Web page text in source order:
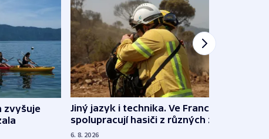
zvyšuje
Jiný jazyk i technika. Ve Francii
spolupracují hasiči z různých zemí
6. 8. 2026